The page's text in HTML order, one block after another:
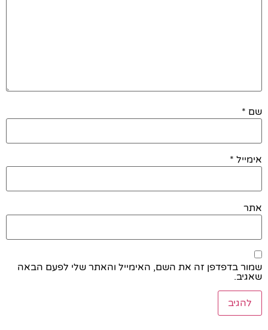
שם *
אימייל *
אתר
שמור בדפדפן זה את השם, האימייל והאתר שלי לפעם הבאה
שאגיב.